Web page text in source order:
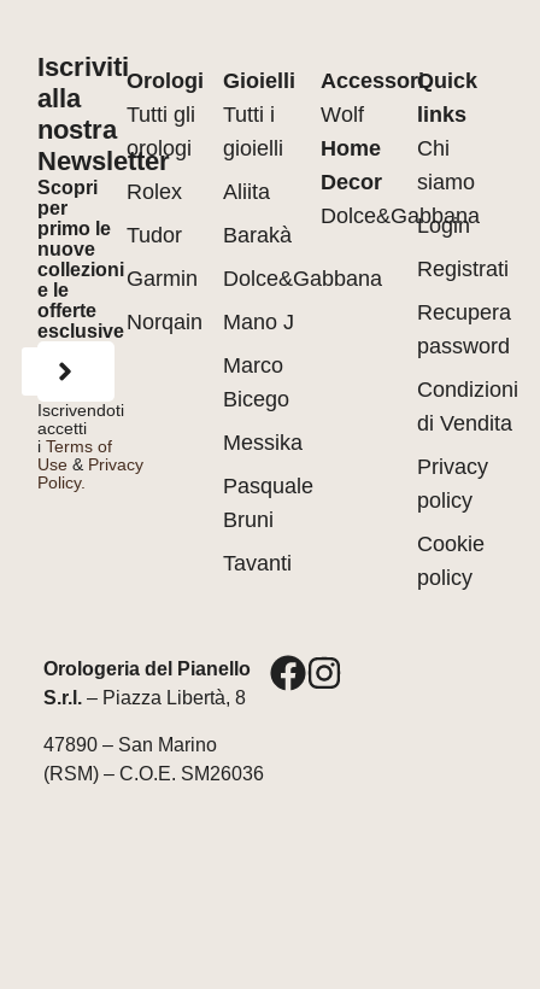
Iscriviti
alla
nostra
Newsletter
Scopri
per
primo le
nuove
collezioni
e le
offerte
esclusive
Iscrivendoti
accetti
iTerms of
Use & Privacy
Policy.
Orologi
Tutti gli
orologi
Rolex
Tudor
Garmin
Norqain
Gioielli
Tutti i
gioielli
Aliita
Barakà
Dolce&Gabbana
Mano J
Marco
Bicego
Messika
Pasquale
Bruni
Tavanti
Accessori
Wolf
Home
Decor
Dolce&Gabbana
Quick
links
Chi
siamo
Login
Registrati
Recupera
password
Condizioni
di Vendita
Privacy
policy
Cookie
policy
Orologeria del Pianello
S.r.l.– Piazza Libertà, 8
47890 – San Marino
(RSM) – C.O.E. SM26036